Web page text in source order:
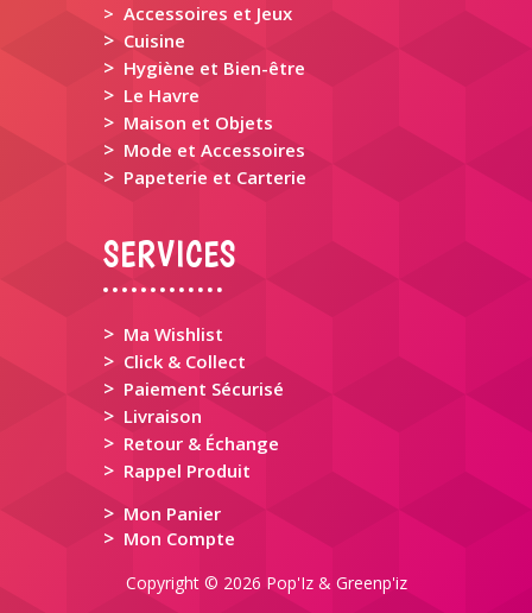
> Accessoires et Jeux
> Cuisine
> Hygiène et Bien-être
> Le Havre
> Maison et Objets
> Mode et Accessoires
> Papeterie et Carterie
SERVICES
> Ma Wishlist
> Click & Collect
> Paiement Sécurisé
> Livraison
> Retour & Échange
> Rappel Produit
> Mon Panier
> Mon Compte
Copyright © 2026 Pop'Iz & Greenp'iz